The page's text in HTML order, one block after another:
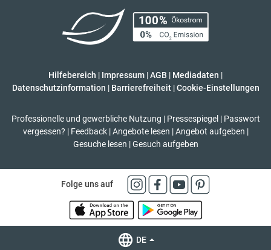
Hilfebereich | Impressum |AGB | Mediadaten |
Datenschutzinformation | Barrierefreiheit | Cookie-Einstellungen
Professionelle und gewerbliche Nutzung | Pressespiegel | Passwort
vergessen? | Feedback | Angebote lesen | Angebot aufgeben |
Gesuche lesen | Gesuch aufgeben
Folge uns auf
DE